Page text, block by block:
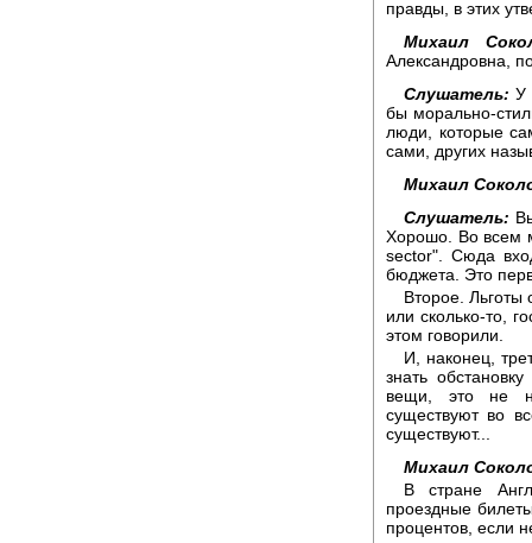
правды, в этих
Михаил
Александровна,
Слушатель: У
бы морально-
люди, которые
сами, других
Михаил
Слушатель:
Хорошо. Во всем
sector". Сюда
бюджета. Это
Второе. Льготы
или сколько-то,
этом говорили.
И, наконец,
знать
вещи, это не
существуют во
существуют...
Михаил
В стране
проездные
процентов, если